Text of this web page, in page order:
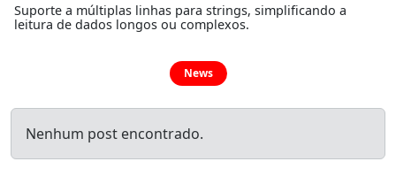
Suporte a múltiplas linhas para strings, simplificando a
leitura de dados longos ou complexos.
News
Nenhum post encontrado.